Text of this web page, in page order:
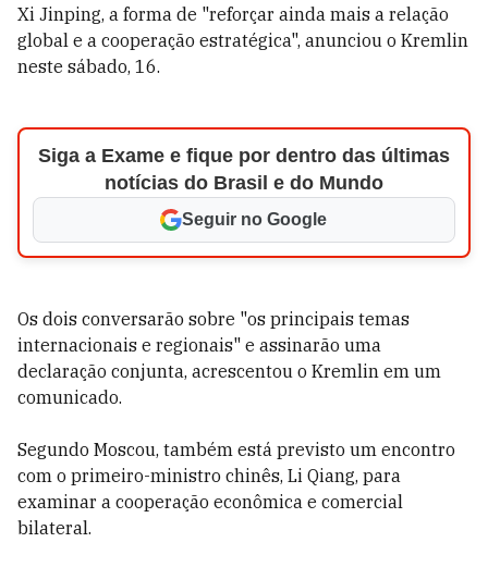
Xi Jinping, a forma de "reforçar ainda mais a relação
global e a cooperação estratégica", anunciou o Kremlin
neste sábado, 16.
Siga a Exame e fique por dentro das últimas
notícias do Brasil e do Mundo
Seguir no Google
Os dois conversarão sobre "os principais temas
internacionais e regionais" e assinarão uma
declaração conjunta, acrescentou o Kremlin em um
comunicado.
Segundo Moscou, também está previsto um encontro
com o primeiro-ministro chinês, Li Qiang, para
examinar a cooperação econômica e comercial
bilateral.